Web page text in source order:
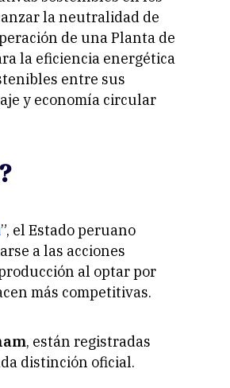
la neutralidad de
de una Planta de
la eficiencia energética
entre sus
y economía circular
”, el Estado peruano
a las acciones
al optar por
más competitivas.
, están registradas
distinción oficial.